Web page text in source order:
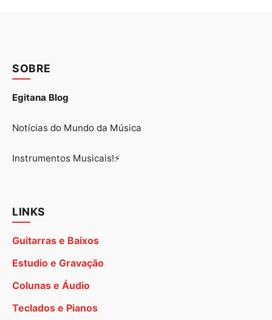
SOBRE
Egitana Blog
Notícias do Mundo da Música
Instrumentos Musicais!⚡
LINKS
Guitarras e Baixos
Estudio e Gravação
Colunas e Áudio
Teclados e Pianos